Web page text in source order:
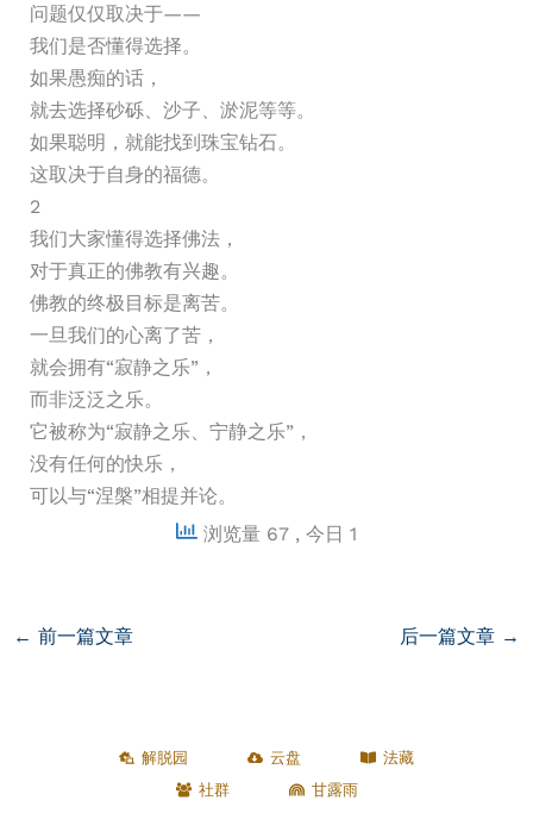
问题仅仅取决于——
我们是否懂得选择。
如果愚痴的话，
就去选择砂砾、沙子、淤泥等等。
如果聪明，就能找到珠宝钻石。
这取决于自身的福德。
2
我们大家懂得选择佛法，
对于真正的佛教有兴趣。
佛教的终极目标是离苦。
一旦我们的心离了苦，
就会拥有“寂静之乐”，
而非泛泛之乐。
它被称为“寂静之乐、宁静之乐”，
没有任何的快乐，
可以与“涅槃”相提并论。
浏览量 67 , 今日 1
← 前一篇文章 后一篇文章 →
解脱园 云盘
法藏
社群
甘露雨